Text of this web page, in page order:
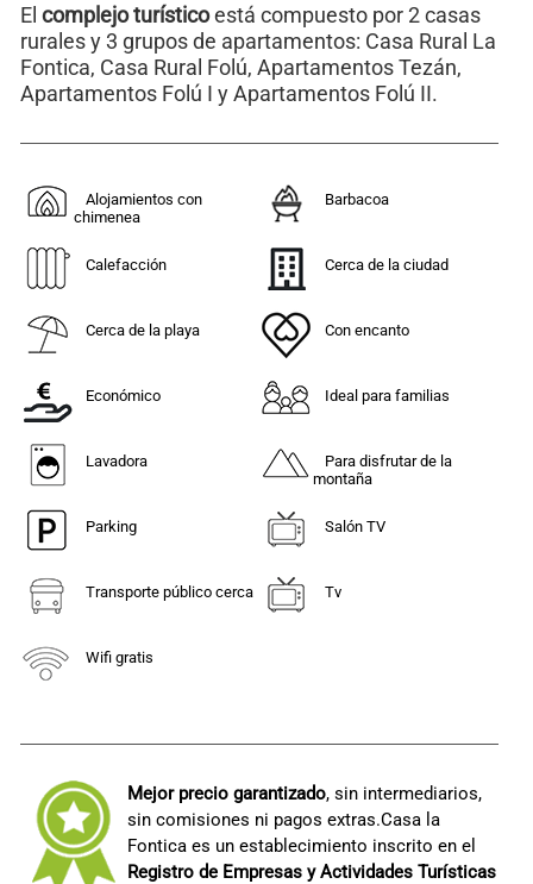
El complejo turísticoestá compuesto por 2 casas
rurales y 3 grupos de apartamentos: Casa Rural La
Fontica, Casa Rural Folú, Apartamentos Tezán,
Apartamentos Folú I y Apartamentos Folú II.
Alojamientos con
chimenea
Barbacoa
Calefacción Cerca de la ciudad
Cerca de la playa Con encanto
Económico Ideal para familias
Lavadora
Para disfrutar de la
montaña
Parking Salón TV
Transporte público cerca Tv
Wifi gratis
Mejor precio garantizado, sin intermediarios,
sin comisiones ni pagos extras.Casa la
Fontica es un establecimiento inscrito en el
Registro de Empresas y Actividades Turísticas